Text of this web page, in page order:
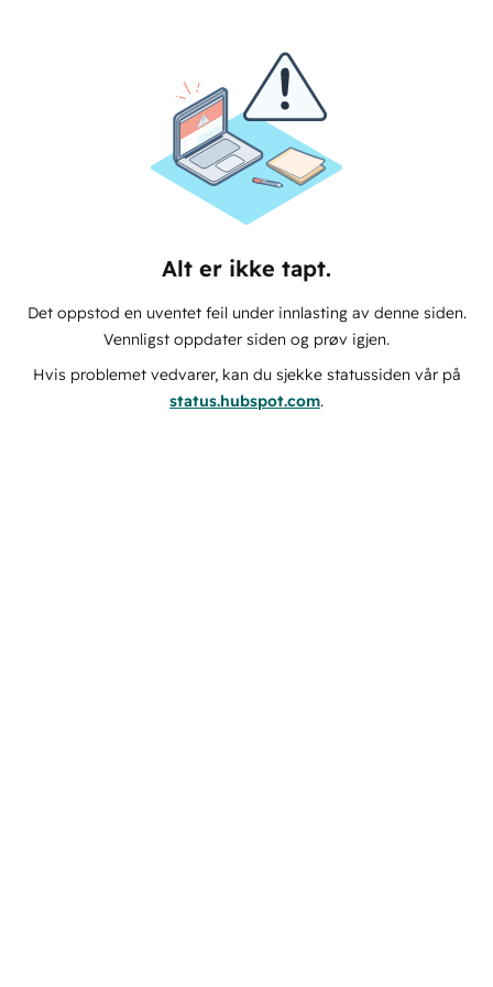
Alt er ikke tapt.
Det oppstod en uventet feil under innlasting av denne siden.
Vennligst oppdater siden og prøv igjen.
Hvis problemet vedvarer, kan du sjekke statussiden vår på
status.hubspot.com.